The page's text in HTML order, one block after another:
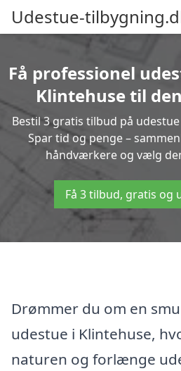
Udestue-
Få professionel
Klintehuse til
Bestil 3 gratis tilbud på
Spar tid og penge –
håndværkere og vælg
Få 3 tilbud, gratis og
Drømmer du om en
udestue i Klintehuse,
naturen og forlænge